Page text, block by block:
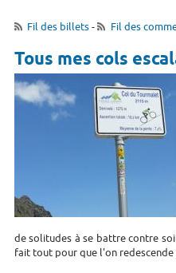
Fil des billets- Fil des
Tous mes cols
de solitudes à se battre contre
fait tout pour que l'on